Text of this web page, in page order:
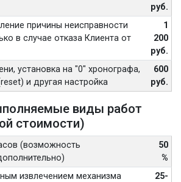
руб.
причины неисправности
в случае отказа Клиента от
1
200
руб.
установка на "0" хронографа,
и другая настройка
600
руб.
виды работ
стоимости)
(возможность
50
%
извлечением механизма
25-